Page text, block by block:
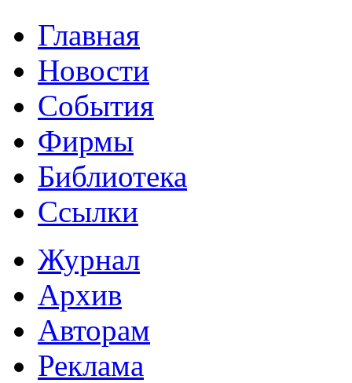
Главная
Новости
События
Фирмы
Библиотека
Ссылки
Журнал
Архив
Авторам
Реклама